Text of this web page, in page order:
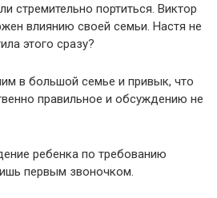
стремительно портиться. Виктор
влиянию своей семьи. Настя не
этого сразу?
в большой семье и привык, что
правильное и обсуждению не
ребенка по требованию
первым звоночком.